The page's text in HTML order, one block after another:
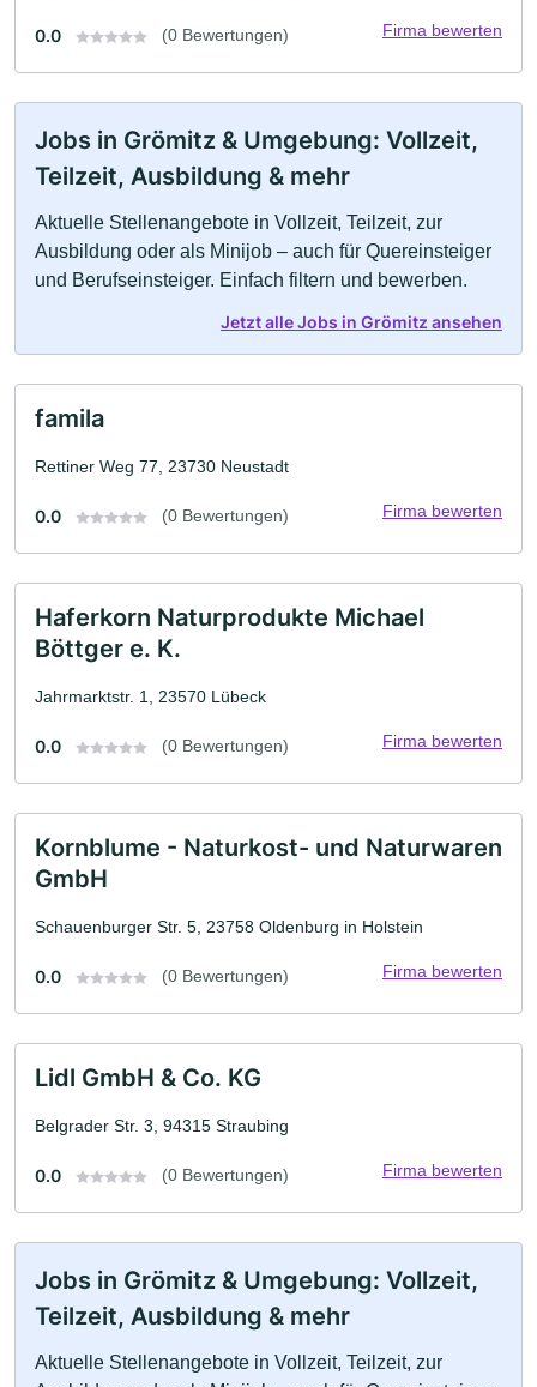
0.0 (0 Bewertungen) Firma bewerten
Jobs in Grömitz & Umgebung: Vollzeit,
Teilzeit, Ausbildung & mehr
Aktuelle Stellenangebote in Vollzeit, Teilzeit, zur
Ausbildung oder als Minijob – auch für Quereinsteiger
und Berufseinsteiger. Einfach filtern und bewerben.
Jetzt alle Jobs in Grömitz ansehen
famila
Rettiner Weg 77, 23730 Neustadt
0.0 (0 Bewertungen) Firma bewerten
Haferkorn Naturprodukte Michael
Böttger e. K.
Jahrmarktstr. 1, 23570 Lübeck
0.0 (0 Bewertungen) Firma bewerten
Kornblume - Naturkost- und Naturwaren
GmbH
Schauenburger Str. 5, 23758 Oldenburg in Holstein
0.0 (0 Bewertungen) Firma bewerten
Lidl GmbH & Co. KG
Belgrader Str. 3, 94315 Straubing
0.0 (0 Bewertungen) Firma bewerten
Jobs in Grömitz & Umgebung: Vollzeit,
Teilzeit, Ausbildung & mehr
Aktuelle Stellenangebote in Vollzeit, Teilzeit, zur